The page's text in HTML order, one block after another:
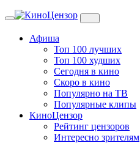
Toggle
Афиша
Топ 100 лучших
Топ 100 худших
Сегодня в кино
Скоро в кино
Популярно на ТВ
Популярные клипы
КиноЦензор
Рейтинг цензоров
Интересно зрителям